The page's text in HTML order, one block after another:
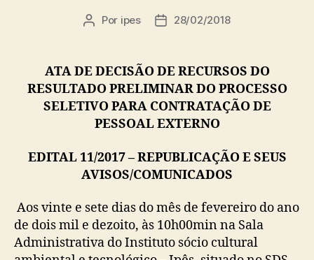
Autor
Por ipes
Data28/02/2018
ATA DE DECISÃO DE RECURSOS DO
RESULTADO PRELIMINAR DO PROCESSO
SELETIVO PARA CONTRATAÇÃO DE
PESSOAL EXTERNO
EDITAL 11/2017 – REPUBLICAÇÃO E SEUS
AVISOS/COMUNICADOS
Aos vinte e sete dias do mês de fevereiro do ano
de dois mil e dezoito, às 10h00min na Sala
Administrativa do Instituto sócio cultural